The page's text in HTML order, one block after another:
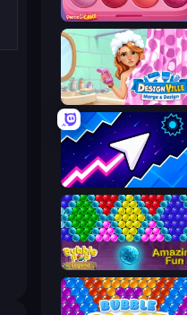
Piece of Cake: Merge and Bake
Designville: Merge & Design
Space Waves
Bubble Pop Legend